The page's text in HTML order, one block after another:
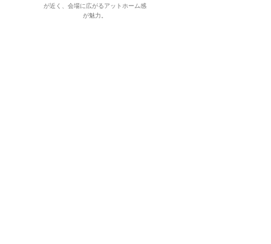
が近く、会場に広がるアットホーム感
が魅力。